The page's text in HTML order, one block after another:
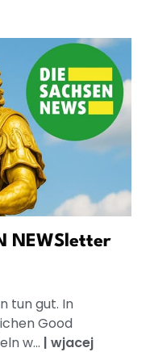
NEWSletter
tun gut. In
Good
w... | wjacej